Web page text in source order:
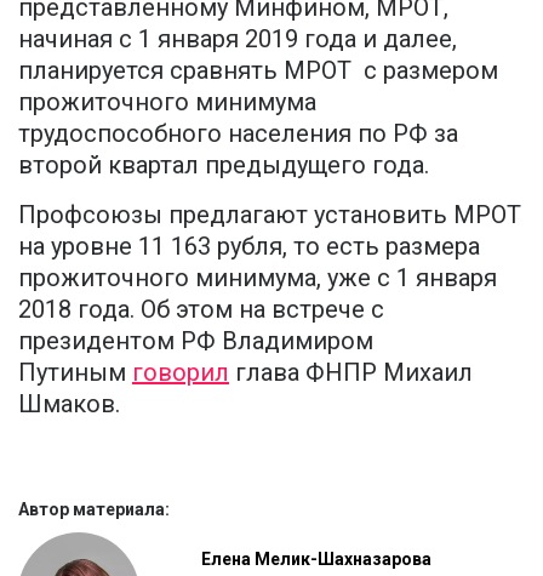
представленному Минфином, МРОТ,
начиная с 1 января 2019 года и далее,
планируется сравнять МРОТ с размером
прожиточного минимума
трудоспособного населения по РФ за
второй квартал предыдущего года.
Профсоюзы предлагают установить МРОТ
на уровне 11 163 рубля, то есть размера
прожиточного минимума, уже с 1 января
2018 года. Об этом на встрече с
президентом РФ Владимиром
Путиным говорил глава ФНПР Михаил
Шмаков.
Автор материала:
Елена Мелик-Шахназарова